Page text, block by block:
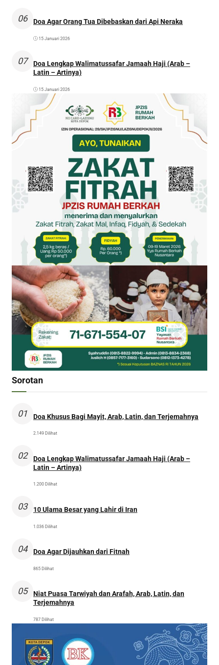
06 Doa Agar Orang Tua Dibebaskan dari Api Neraka
15 Januari 2026
07
Doa Lengkap Walimatussafar Jamaah Haji (Arab –
Latin – Artinya)
15 Januari 2026
Sorotan
01 Doa Khusus Bagi Mayit, Arab, Latin, dan Terjemahnya
2.149 Dilihat
02
Doa Lengkap Walimatussafar Jamaah Haji (Arab –
Latin – Artinya)
1.200 Dilihat
03 10 Ulama Besar yang Lahir di Iran
1.036 Dilihat
04 Doa Agar Dijauhkan dari Fitnah
865 Dilihat
05
Niat Puasa Tarwiyah dan Arafah, Arab, Latin, dan
Terjemahnya
787 Dilihat